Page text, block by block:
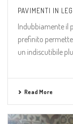
PAVIMENTI IN
Indubbiamente il
prefinito
un indiscutibile
Read More